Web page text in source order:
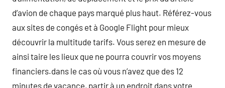
d’avion de chaque pays marqué plus haut. Référez-vous
aux sites de congés et à Google Flight pour mieux
découvrir la multitude tarifs. Vous serez en mesure de
ainsi taire les lieux que ne pourra couvrir vos moyens
financiers.dans le cas où vous n’avez que des 12
minutes de vacance, partir à un endroit dans votre